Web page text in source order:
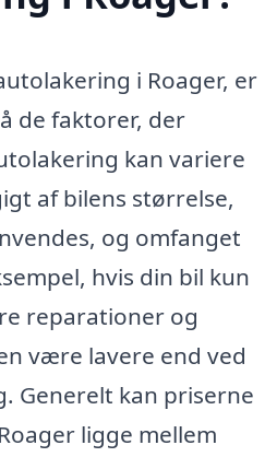
i Roager, er
de faktorer, der
kan variere
af bilens størrelse,
og omfanget
hvis din bil kun
reparationer og
være lavere end ved
Generelt kan priserne
ligge mellem